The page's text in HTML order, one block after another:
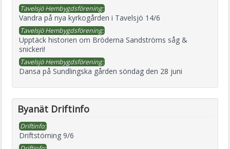
Tavelsjö Hembygdsförening:
Vandra på nya kyrkogården i Tavelsjö 14/6
Tavelsjö Hembygdsförening:
Upptäck historien om Bröderna Sandströms såg &
snickeri!
Tavelsjö Hembygdsförening:
Dansa på Sundlingska gården söndag den 28 juni
Byanät Driftinfo
Driftinfo:
Driftstörning 9/6